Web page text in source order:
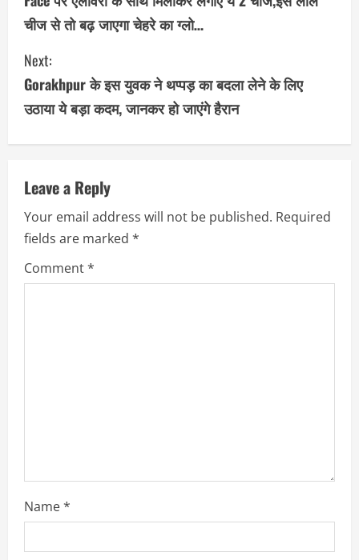
n
t
i
n
e
R
e
चीज से तो बढ़ जाएगा चेहरे का ग्लो…
Next:
Gorakhpur के इस युवक ने थप्पड़ का बदला लेने के लिए
उठाया ये बड़ा कदम, जानकर हो जाएंगे हैरान
Leave a Reply
Your email address will not be published. Required
fields are marked *
Comment*
Name*